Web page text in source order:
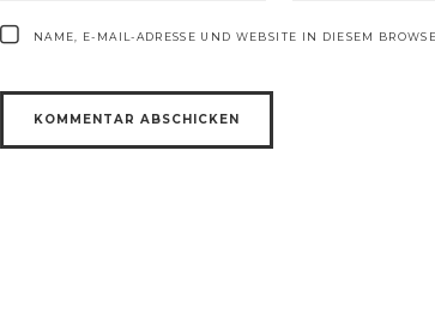
NAME, E-MAIL-ADRESSE UND WEBSITE IN DIESEM